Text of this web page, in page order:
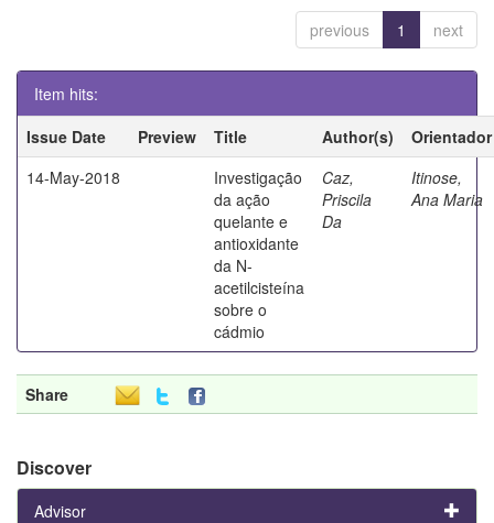
previous 1 next
Item hits:
Issue Date
Preview Title Author(s)
Orientador
14-May-2018
Investigação
da ação
quelante e
antioxidante
da N-
acetilcisteína
sobre o
cádmio
Caz,
Priscila
Da
Itinose,
Ana Maria
Share
Discover
Advisor